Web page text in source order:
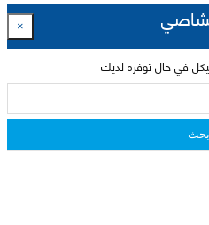
×
في حال توفره لديك
بحث